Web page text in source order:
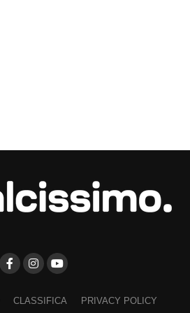
CLASSIFICA PRIVACY POLICY